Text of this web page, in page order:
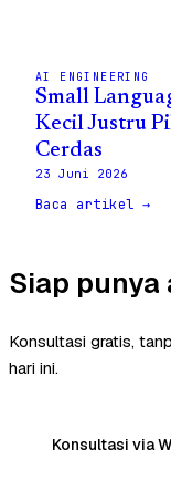
AI ENGINEERING
Small
Kecil Justru
Cerdas
23 Juni 2026
Baca artikel →
Siap punya
Konsultasi gratis,
hari ini.
Konsultasi via